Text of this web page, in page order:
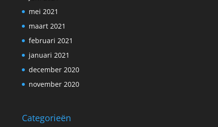
mei 2021
maart 2021
februari 2021
januari 2021
december 2020
november 2020
Categorieën